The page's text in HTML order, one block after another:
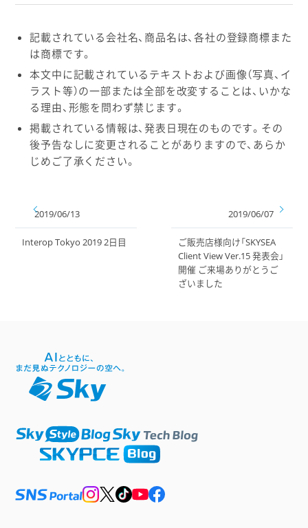
記載されている会社名、商品名は、各社の登録商標また
は商標です。
本文中に記載されているテキストおよび画像（写真、イ
ラスト等）の一部または全部を改変することは、いかな
る理由、形態を問わず禁じます。
掲載されている情報は、発表日現在のものです。その
後予告なしに変更されることがありますので、あらか
じめご了承ください。
2019/06/13
Interop Tokyo 2019 2日目
2019/06/07
ご販売店様向け「SKYSEA
Client View Ver.15 発表会」
開催 ご来場ありがとうご
ざいました